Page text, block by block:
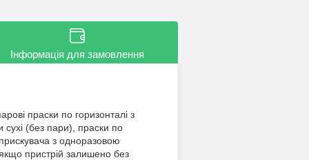
Інформація для замовлення
праски по горизонталі з
сухі (без пари), праски по
з одноразовою
пристрій залишено без